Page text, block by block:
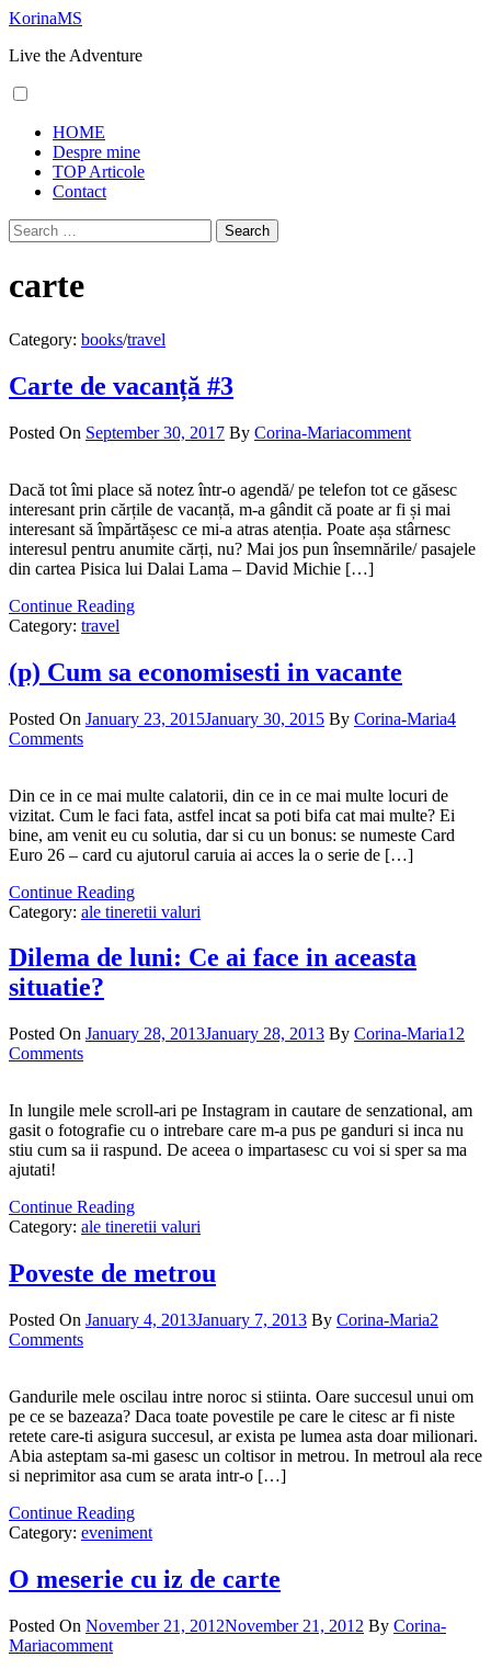
Skip
content
KorinaMS
Live the Adventure
Menu
HOME
Despre mine
TOP Articole
Contact
Search
for:
carte
Category: books/travel
Carte de vacanță #3
Posted On September 30, 2017 By Corina-Mariacomment
Dacă tot îmi place să notez într-o agendă/ pe telefon tot ce găsesc
interesant prin cărțile de vacanță, m-a gândit că poate ar fi și mai
interesant să împărtășesc ce mi-a atras atenția. Poate așa stârnesc
interesul pentru anumite cărți, nu? Mai jos pun însemnările/ pasajele
din cartea Pisica lui Dalai Lama – David Michie […]
Continue Reading
Category: travel
(p) Cum sa economisesti in vacante
Posted On January 23, 2015January 30, 2015 By Corina-Maria4
Comments
Din ce in ce mai multe calatorii, din ce in ce mai multe locuri de
vizitat. Cum le faci fata, astfel incat sa poti bifa cat mai multe? Ei
bine, am venit eu cu solutia, dar si cu un bonus: se numeste Card
Euro 26 – card cu ajutorul caruia ai acces la o serie de […]
Continue Reading
Category: ale tineretii valuri
Dilema de luni: Ce ai face in aceasta
situatie?
Posted On January 28, 2013January 28, 2013 By Corina-Maria12
Comments
In lungile mele scroll-ari pe Instagram in cautare de senzational, am
gasit o fotografie cu o intrebare care m-a pus pe ganduri si inca nu
stiu cum sa ii raspund. De aceea o impartasesc cu voi si sper sa ma
ajutati!
Continue Reading
Category: ale tineretii valuri
Poveste de metrou
Posted On January 4, 2013January 7, 2013 By Corina-Maria2
Comments
Gandurile mele oscilau intre noroc si stiinta. Oare succesul unui om
pe ce se bazeaza? Daca toate povestile pe care le citesc ar fi niste
retete care-ti asigura succesul, ar exista pe lumea asta doar milionari.
Abia asteptam sa-mi gasesc un coltisor in metrou. In metroul ala rece
si neprimitor asa cum se arata intr-o […]
Continue Reading
Category: eveniment
O meserie cu iz de carte
Posted On November 21, 2012November 21, 2012 By Corina-
Mariacomment